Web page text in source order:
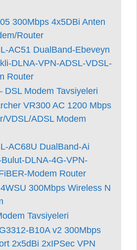
300Mbps 4x5DBi Anten
Router
AC51 DualBand-Ebeveyn
DLNA-VPN-ADSL-VDSL-
Router
DSL Modem Tavsiyeleri
VR300 AC 1200 Mbps
VDSL/ADSL Modem
AC68U DualBand-Ai
DLNA-4G-VPN-
Modem Router
300Mbps Wireless N
Tavsiyeleri
B10A v2 300Mbps
2x5dBi 2xIPSec VPN